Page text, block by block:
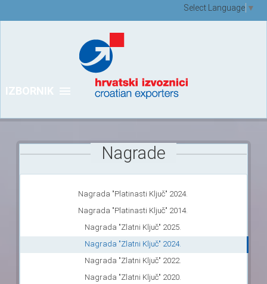
IZBORNIK
Select Language ▼
Nagrade
Nagrada "Platinasti Ključ" 2024.
Nagrada "Platinasti Ključ" 2014.
Nagrada "Zlatni Ključ" 2025.
Nagrada "Zlatni Ključ" 2024.
Nagrada "Zlatni Ključ" 2022.
Nagrada "Zlatni Ključ" 2020.